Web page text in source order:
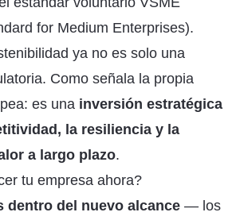
for Medium Enterprises).
ya no es solo una
Como señala la propia
es una inversión estratégica
la resiliencia y la
a largo plazo.
tu empresa ahora?
dentro del nuevo alcance — los